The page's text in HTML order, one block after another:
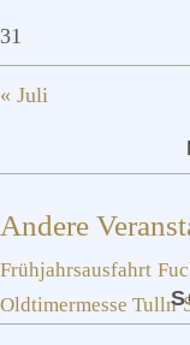
31
« Juli
Andere
Frühjahrsausfahrt
Oldtimermesse Tulln